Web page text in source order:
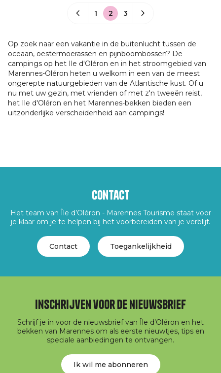
1 2 3
Op zoek naar een vakantie in de buitenlucht tussen de
oceaan, oestermoerassen en pijnboombossen? De
campings op het Ile d'Oléron en in het stroomgebied van
Marennes-Oléron heten u welkom in een van de meest
ongerepte natuurgebieden van de Atlantische kust. Of u
nu met uw gezin, met vrienden of met z'n tweeën reist,
het Ile d'Oléron en het Marennes-bekken bieden een
uitzonderlijke verscheidenheid aan campings!
Contact
Het team van Île d’Oléron - Marennes Tourisme staat voor
je klaar om je te helpen bij het voorbereiden van je verblijf.
Contact Toegankelijkheid
Inschrijven voor de nieuwsbrief
Schrijf je in voor de nieuwsbrief van Île d’Oléron en het
bekken van Marennes om als eerste nieuwtjes, tips en
speciale aanbiedingen te ontvangen.
Ik wil me abonneren